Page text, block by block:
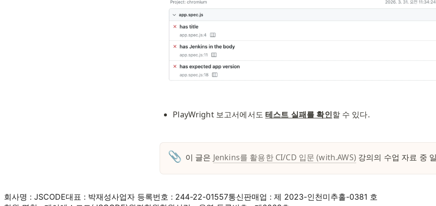
PlayWright 보고서에서도 테스트 실패를 확인할 수 있다.
📎 이 글은 Jenkins를 활용한 CI/CD 입문 (with.AWS) 강의의 수업 자료 중
회사명 : JSCODE대표 : 박재성사업자 등록번호 : 244-22-01557통신판매업 : 제 2023-인천미추홀-0381 호